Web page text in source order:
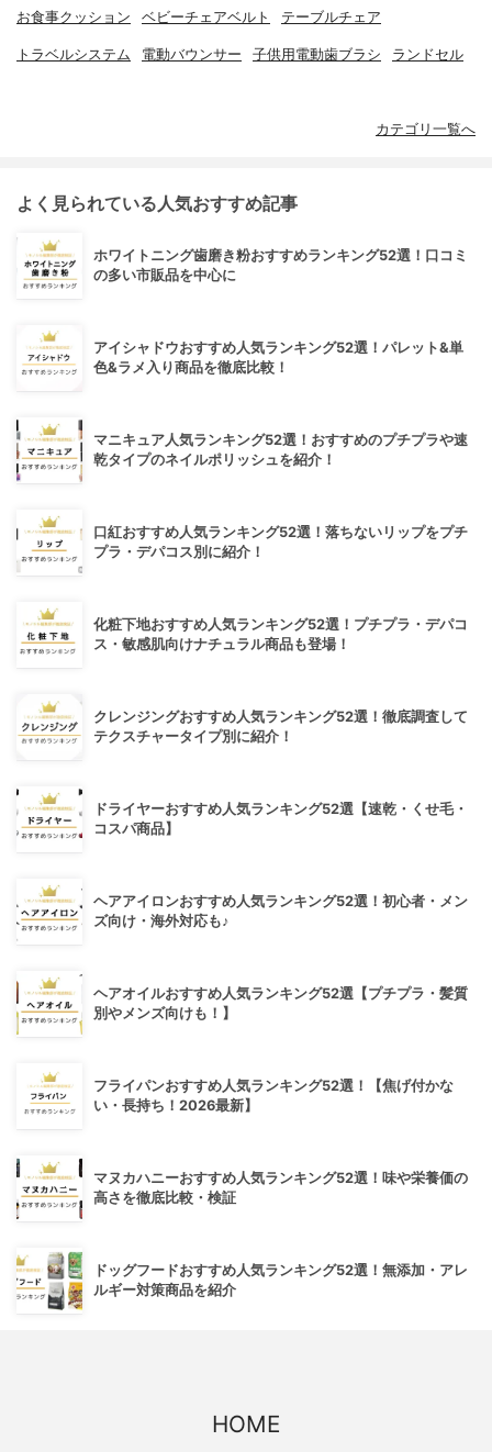
お食事クッション ベビーチェアベルト テーブルチェア
トラベルシステム 電動バウンサー 子供用電動歯ブラシ ランドセル
カテゴリ一覧へ
よく見られている人気おすすめ記事
ホワイトニング歯磨き粉おすすめランキング52選！口コミ
の多い市販品を中心に
アイシャドウおすすめ人気ランキング52選！パレット&単
色&ラメ入り商品を徹底比較！
マニキュア人気ランキング52選！おすすめのプチプラや速
乾タイプのネイルポリッシュを紹介！
口紅おすすめ人気ランキング52選！落ちないリップをプチ
プラ・デパコス別に紹介！
化粧下地おすすめ人気ランキング52選！プチプラ・デパコ
ス・敏感肌向けナチュラル商品も登場！
クレンジングおすすめ人気ランキング52選！徹底調査して
テクスチャータイプ別に紹介！
ドライヤーおすすめ人気ランキング52選【速乾・くせ毛・
コスパ商品】
ヘアアイロンおすすめ人気ランキング52選！初心者・メン
ズ向け・海外対応も♪
ヘアオイルおすすめ人気ランキング52選【プチプラ・髪質
別やメンズ向けも！】
フライパンおすすめ人気ランキング52選！【焦げ付かな
い・長持ち！2026最新】
マヌカハニーおすすめ人気ランキング52選！味や栄養価の
高さを徹底比較・検証
ドッグフードおすすめ人気ランキング52選！無添加・アレ
ルギー対策商品を紹介
HOME